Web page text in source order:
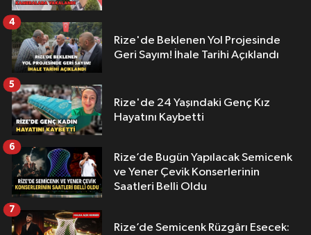
Rize'de Beklenen Yol Projesinde
Geri Sayım! İhale Tarihi Açıklandı
4
Rize'de 24 Yaşındaki Genç Kız
Hayatını Kaybetti
5
Rize’de Bugün Yapılacak Semicenk
ve Yener Çevik Konserlerinin
Saatleri Belli Oldu
6
Rize’de Semicenk Rüzgârı Esecek:
7